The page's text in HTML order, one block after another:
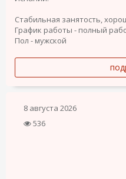
Стабильная занятость,
График работы - полный
Пол - мужской
8 августа 2026
536